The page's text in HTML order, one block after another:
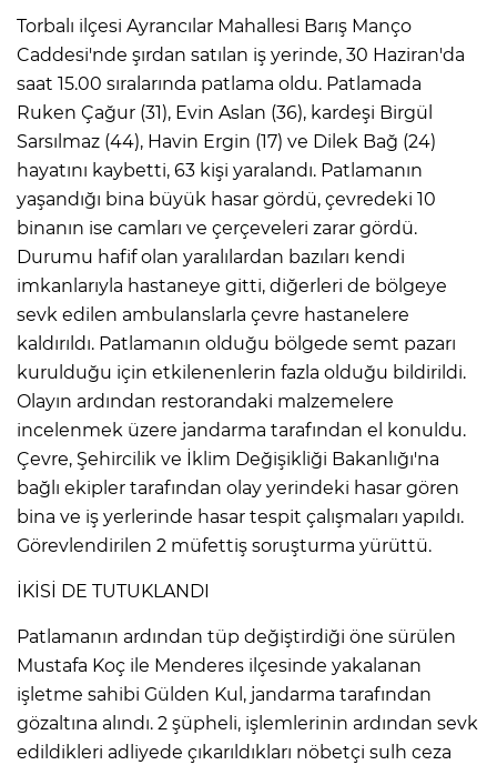
Torbalı ilçesi Ayrancılar Mahallesi Barış Manço
Caddesi'nde şırdan satılan iş yerinde, 30 Haziran'da
saat 15.00 sıralarında patlama oldu. Patlamada
Ruken Çağur (31), Evin Aslan (36), kardeşi Birgül
Sarsılmaz (44), Havin Ergin (17) ve Dilek Bağ (24)
hayatını kaybetti, 63 kişi yaralandı. Patlamanın
yaşandığı bina büyük hasar gördü, çevredeki 10
binanın ise camları ve çerçeveleri zarar gördü.
Durumu hafif olan yaralılardan bazıları kendi
imkanlarıyla hastaneye gitti, diğerleri de bölgeye
sevk edilen ambulanslarla çevre hastanelere
kaldırıldı. Patlamanın olduğu bölgede semt pazarı
kurulduğu için etkilenenlerin fazla olduğu bildirildi.
Olayın ardından restorandaki malzemelere
incelenmek üzere jandarma tarafından el konuldu.
Çevre, Şehircilik ve İklim Değişikliği Bakanlığı'na
bağlı ekipler tarafından olay yerindeki hasar gören
bina ve iş yerlerinde hasar tespit çalışmaları yapıldı.
Görevlendirilen 2 müfettiş soruşturma yürüttü.
İKİSİ DE TUTUKLANDI
Patlamanın ardından tüp değiştirdiği öne sürülen
Mustafa Koç ile Menderes ilçesinde yakalanan
işletme sahibi Gülden Kul, jandarma tarafından
gözaltına alındı. 2 şüpheli, işlemlerinin ardından sevk
edildikleri adliyede çıkarıldıkları nöbetçi sulh ceza